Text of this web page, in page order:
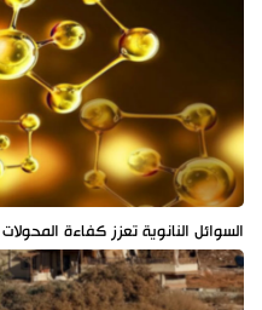
السوائل النانوية تعزز كفاءة المحولات